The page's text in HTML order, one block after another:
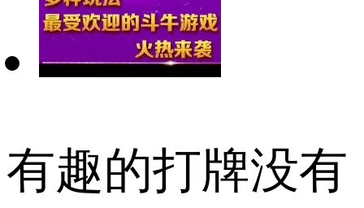
有趣的打牌没有